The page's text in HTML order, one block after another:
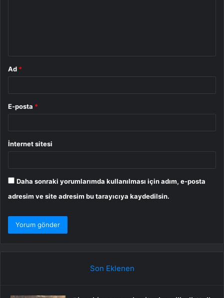
Ad *
E-posta *
İnternet sitesi
Daha sonraki yorumlarımda kullanılması için adım, e-posta
adresim ve site adresim bu tarayıcıya kaydedilsin.
Son Eklenen